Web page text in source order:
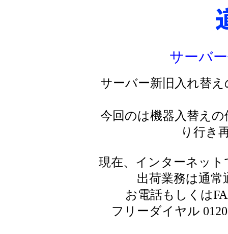
サーバ
サーバー新旧入れ替
今回のは機器入替え
り行き
現在、インターネッ
出荷業務は通
お電話もしくは
フリーダイヤル